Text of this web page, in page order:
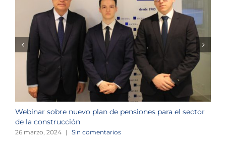
Webinar sobre nuevo plan de pensiones para el sector
de la construcción
26 marzo, 2024 | Sin comentarios